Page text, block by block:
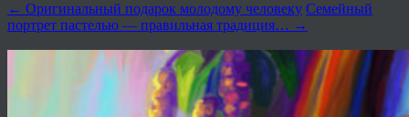
← Оригинальный подарок молодому человеку Семейный
портрет пастелью — правильная традиция… →